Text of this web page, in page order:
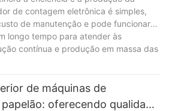
de contagem eletrônica é simples,
de manutenção e pode funcionar
longo tempo para atender às
contínua e produção em massa das
de máquinas de
oferecendo qualidade